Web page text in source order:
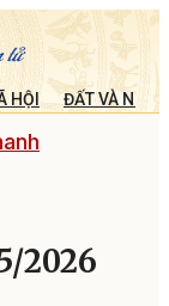
HỘI ĐẤT VÀ
2026